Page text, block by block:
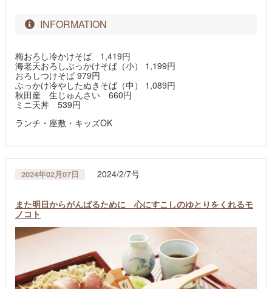
INFORMATION
梅おろし冷かけそば 1,419円
海老天おろしぶっかけそば（小） 1,199円
おろしつけそば 979円
ぶっかけ冷やしたぬきそば（中） 1,089円
秋田産 生じゅんさい 660円
ミニ天丼 539円
ランチ・座敷・キッズOK
2024年02月07日 2024/2/7号
また明日からがんばるために 心にすこしのゆとりをくれるモ
ノコト